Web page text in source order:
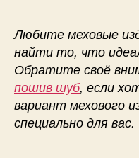
Любите меховые
найти то, что
Обратите своё
пошив шуб, если
вариант мехового
специально для вас.